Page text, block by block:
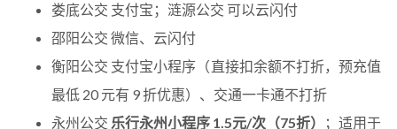
娄底公交 支付宝；涟源公交 可以云闪付
邵阳公交 微信、云闪付
衡阳公交 支付宝小程序（直接扣余额不打折，预充值
最低 20 元有 9 折优惠）、交通一卡通不打折
永州公交 乐行永州小程序 1.5元/次（75折）
；适用于